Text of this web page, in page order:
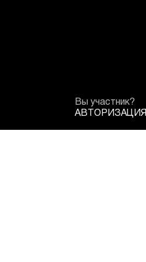
Вы участник?
АВТОРИЗАЦИЯ